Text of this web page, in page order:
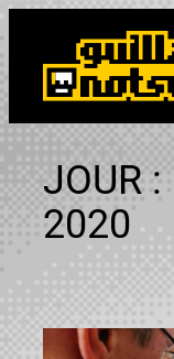
contenu
JOUR :
2020